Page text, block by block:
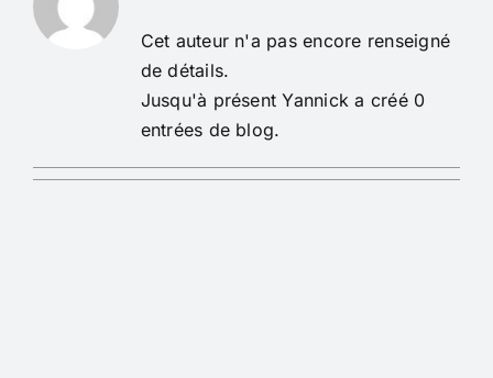
Cet auteur n'a pas encore renseigné
de détails.
Jusqu'à présent Yannick a créé 0
entrées de blog.